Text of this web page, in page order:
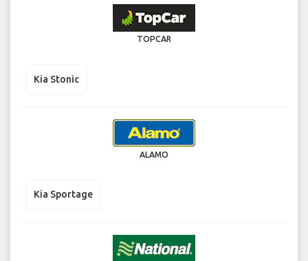
TOPCAR
Kia Stonic
ALAMO
Kia Sportage